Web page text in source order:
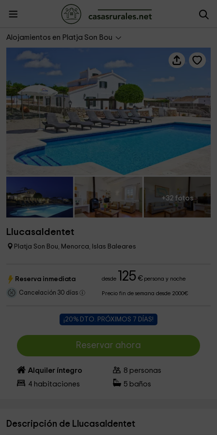
Alojamientos en Platja Son Bou
+32 fotos
Llucasaldentet
Platja Son Bou, Menorca, Islas Baleares
Reserva inmediata desde 125 €persona y noche
Cancelación 30 días Precio fin de semana desde 2000€
¡20% DTO. PRÓXIMOS 7 DÍAS!
Reservar ahora
Alquiler íntegro 8 personas
4 habitaciones 5 baños
Descripción de Llucasaldentet